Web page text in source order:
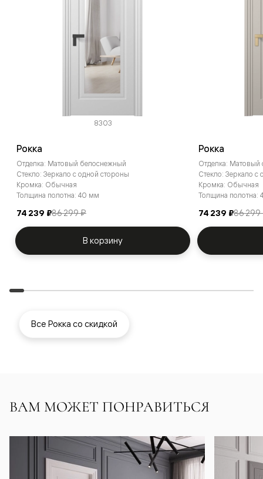
8303
Рокка
Отделка: Матовый белоснежный
Стекло: Зеркало с одной стороны
Кромка: Обычная
Толщина полотна: 40 мм
74 239 ₽86 299 ₽
В корзину
Рокка
Отделка: Матовый
Стекло: Зеркало с
Кромка: Обычная
Толщина полотна:
74 239 ₽86 299
Все Рокка со скидкой
ВАМ МОЖЕТ ПОНРАВИТЬСЯ